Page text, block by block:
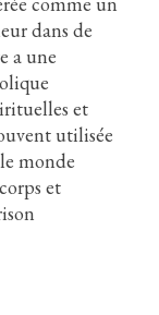
dans de
a une
et
utilisée
monde
et